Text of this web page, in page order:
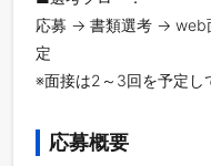
応募 → 書類選考 →
定
※面接は2～3回を予定し
応募概要